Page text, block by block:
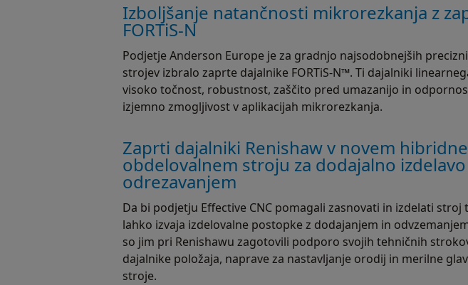
Izboljšanje natančnosti mikrorezkanja z
FORTiS-N
Podjetje Anderson Europe je za gradnjo najsodobnejših
strojev izbralo zaprte dajalnike FORTiS-N™. Ti dajalniki
visoko točnost, robustnost, zaščito pred umazanijo in
izjemno zmogljivost v aplikacijah mikrorezkanja.
Zaprti dajalniki Renishaw v novem
obdelovalnem stroju za dodajalno
odrezavanjem
Da bi podjetju Effective CNC pomagali zasnovati in izdelati stroj
lahko izvaja izdelovalne postopke z dodajanjem in
so jim pri Renishawu zagotovili podporo svojih tehničnih
dajalnike položaja, naprave za nastavljanje orodij in merilne
stroje.